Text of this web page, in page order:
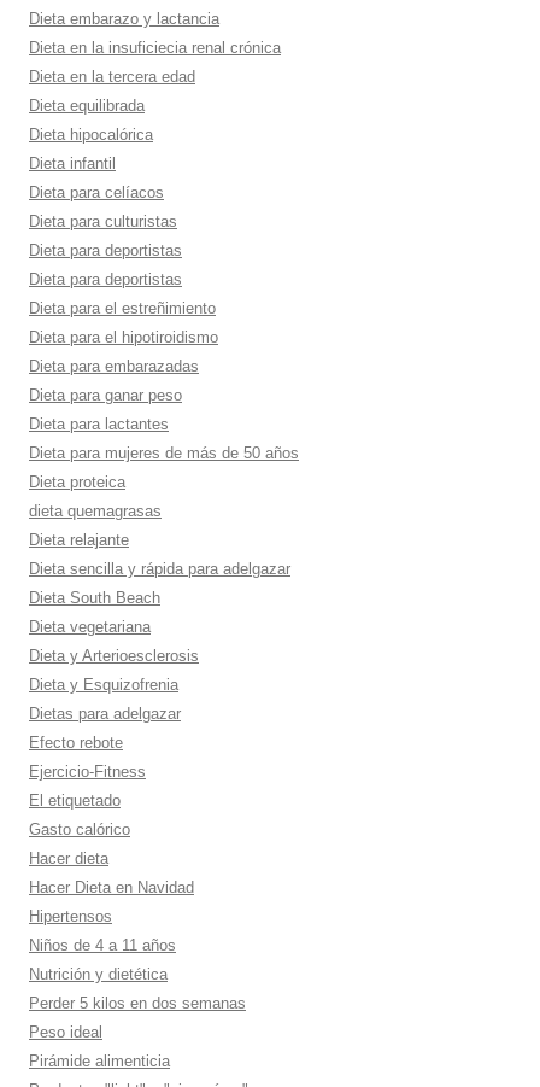
Dieta embarazo y lactancia
Dieta en la insuficiecia renal crónica
Dieta en la tercera edad
Dieta equilibrada
Dieta hipocalórica
Dieta infantil
Dieta para celí­acos
Dieta para culturistas
Dieta para deportistas
Dieta para deportistas
Dieta para el estreñimiento
Dieta para el hipotiroidismo
Dieta para embarazadas
Dieta para ganar peso
Dieta para lactantes
Dieta para mujeres de más de 50 años
Dieta proteica
dieta quemagrasas
Dieta relajante
Dieta sencilla y rápida para adelgazar
Dieta South Beach
Dieta vegetariana
Dieta y Arterioesclerosis
Dieta y Esquizofrenia
Dietas para adelgazar
Efecto rebote
Ejercicio-Fitness
El etiquetado
Gasto calórico
Hacer dieta
Hacer Dieta en Navidad
Hipertensos
Niños de 4 a 11 años
Nutrición y dietética
Perder 5 kilos en dos semanas
Peso ideal
Pirámide alimenticia